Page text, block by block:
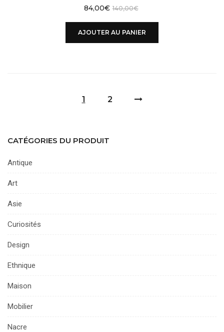
140,00€
84,00€
AJOUTER AU PANIER
1 2
CATÉGORIES DU PRODUIT
Antique
Art
Asie
Curiosités
Design
Ethnique
Maison
Mobilier
Nacre